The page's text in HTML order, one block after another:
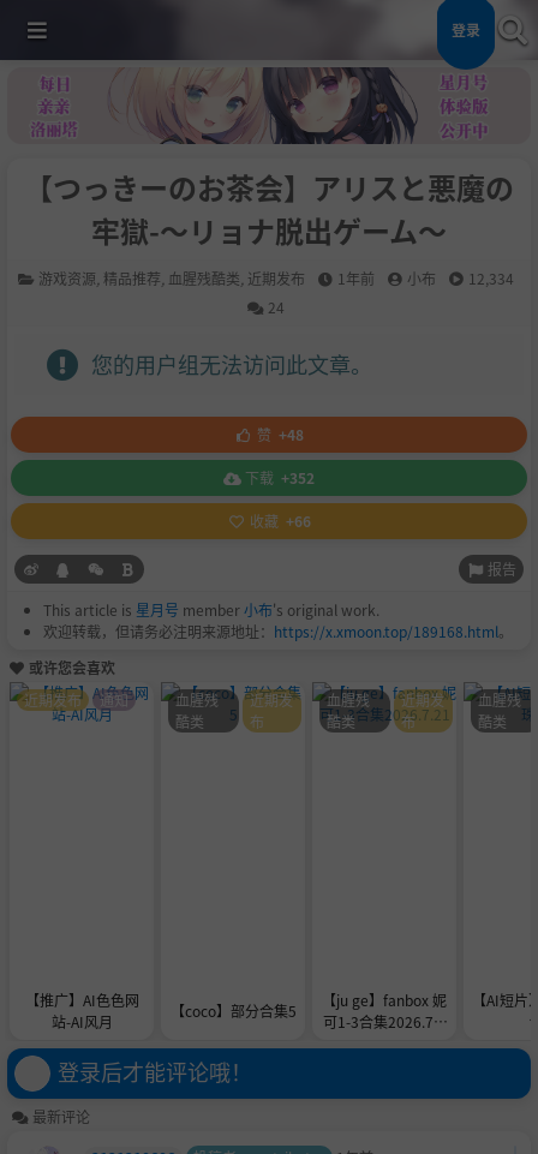
登录
【つっきーのお茶会】アリスと悪魔の
牢獄-～リョナ脱出ゲーム～
游戏资源 精品推荐 血腥残酷类 近期发布 1年前 小布
12,334
24
您的用户组无法访问此文章。
赞 +48
下载 +352
收藏 +66
报告
This article is 星月号 member小布's original work.
欢迎转载，但请务必注明来源地址： https://x.xmoon.top/189168.html。
或许您会喜欢
【推广】AI色色网
站-AI风月
近期发布 通知
【coco】部分合集5
血腥残
酷类
近期发
布
【ju ge】fanbox 妮
可1-3合集2026.7.2
血腥残
酷类
近期发
布
【AI短片
血腥残
酷类
登录后才能评论哦！
最新评论